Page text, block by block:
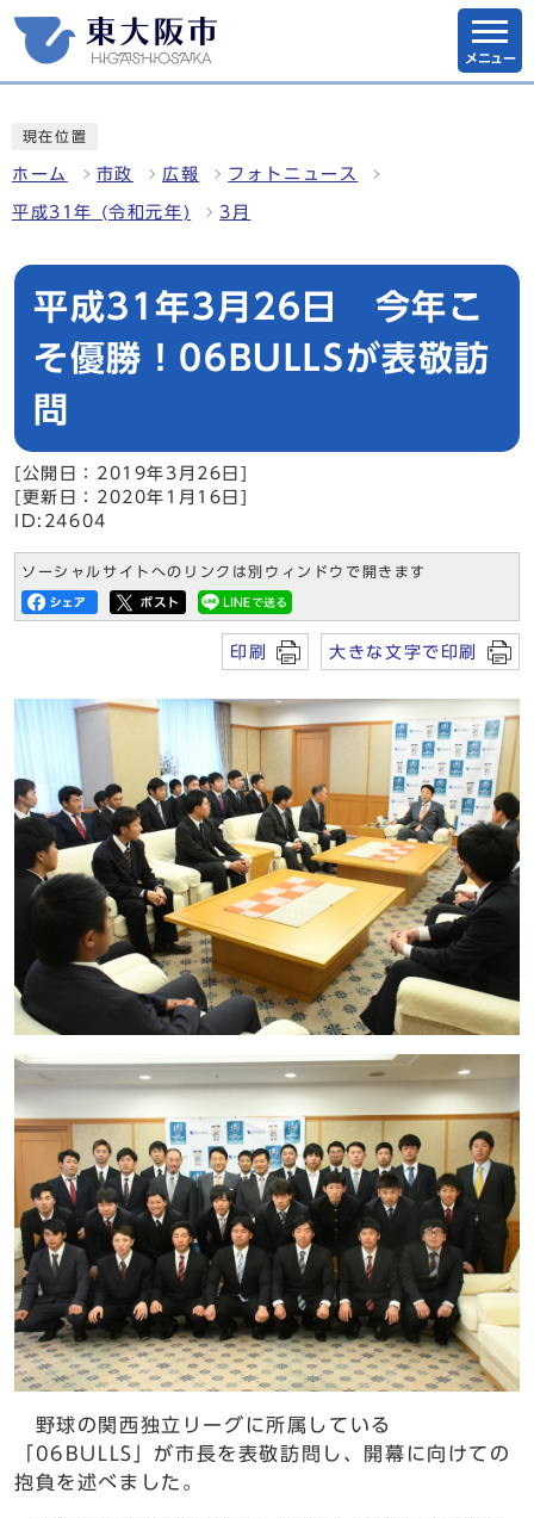
メニュー
現在位置
ホーム 市政 広報 フォトニュース
平成31年 (令和元年) 3月
平成31年3月26日 今年こ
そ優勝！06BULLSが表敬訪
問
[公開日：2019年3月26日]
[更新日：2020年1月16日]
ID:24604
ソーシャルサイトへのリンクは別ウィンドウで開きます
印刷 大きな文字で印刷
野球の関西独立リーグに所属している
「06BULLS」が市長を表敬訪問し、開幕に向けての
抱負を述べました。